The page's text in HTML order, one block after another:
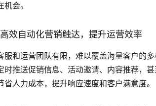
会。
效自动化营销触达，提升运营效率
服和运营团队有限，难以覆盖海量客户的
时推送促销信息、活动邀请、内容推荐，
省人力成本，提升响应速度和客户满意度。